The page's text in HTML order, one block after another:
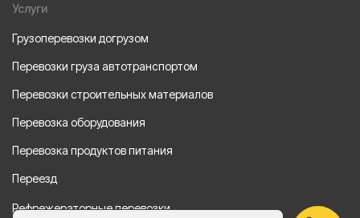
Услуги
Грузоперевозки догрузом
Перевозки груза автотранспортом
Перевозки строительных материалов
Перевозка оборудования
Перевозка продуктов питания
Переезд
Рефрежераторные перевозки